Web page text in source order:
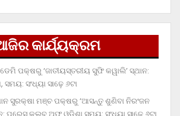
କାର୍ଯ୍ୟକ୍ରମ
ପକ୍ଷରୁ ‘ଜାତୀୟସ୍ତରୀୟ ସୁଫି କୱାଲି’ ସ୍ଥାନ:
ସଂଧ୍ୟା ସାଢ଼େ ୬ଟା
ସୁରକ୍ଷା ମଞ୍ଚ ପକ୍ଷରୁ ‘ଆସନ୍ତୁ ଶୁଣିବା ନିରଂଜନ